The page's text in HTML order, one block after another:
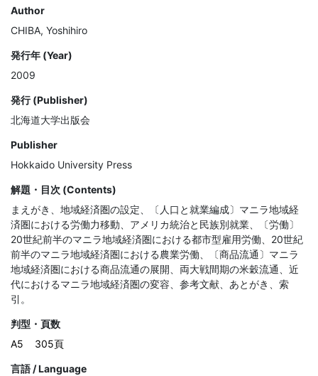
Author
CHIBA, Yoshihiro
発行年 (Year)
2009
発行 (Publisher)
北海道大学出版会
Publisher
Hokkaido University Press
解題・目次 (Contents)
まえがき、地域経済圏の設定、〔人口と就業編成〕マニラ地域経
済圏における労働力移動、アメリカ統治と民族別就業、〔労働〕
20世紀前半のマニラ地域経済圏における都市型雇用労働、20世紀
前半のマニラ地域経済圏における農業労働、〔商品流通〕マニラ
地域経済圏における商品流通の展開、両大戦間期の米穀流通、近
代におけるマニラ地域経済圏の変容、参考文献、あとがき、索
引。
判型・頁数
A5
305頁
言語 / Language